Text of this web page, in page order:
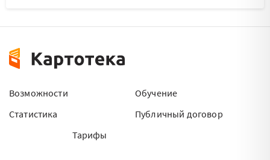
Возможности
Статистика
Тарифы
Обучение
Публичный договор